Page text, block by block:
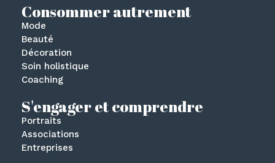
Consommer autrement
Mode
Beauté
Décoration
Soin holistique
Coaching
S'engager et comprendre
Portraits
Associations
Entreprises